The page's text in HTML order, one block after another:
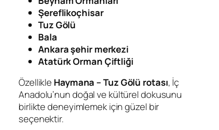
Şereflikoçhisar
Tuz Gölü
Bala
Ankara şehir merkezi
Atatürk Orman Çiftliği
Özellikle Haymana – Tuz Gölü rotası, İç
Anadolu’nun doğal ve kültürel dokusunu
birlikte deneyimlemek için güzel bir
seçenektir.